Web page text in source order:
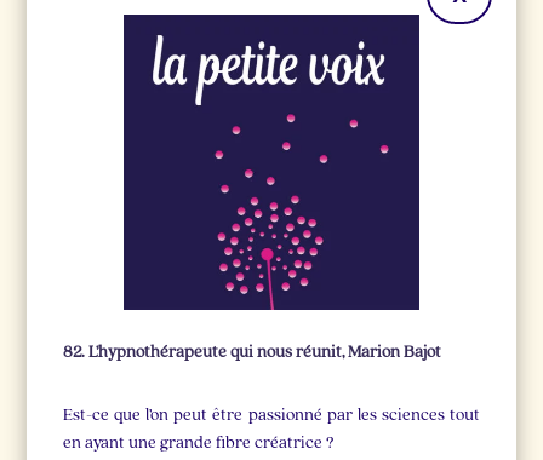
82. L’hypnothérapeute qui nous réunit, Marion Bajot
Est-ce que l’on peut être passionné par les sciences tout
en ayant une grande fibre créatrice ?